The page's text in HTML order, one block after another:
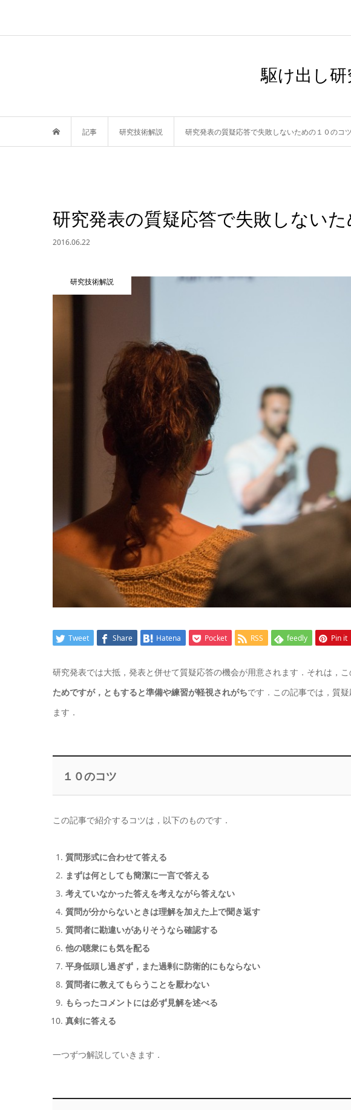
駆け出し
記事 研究技術解説 研究発表の質疑応答で失敗しないための１０のコツ
研究発表の質疑応答で失敗しない
2016.06.22
研究技術解説
Tweet Share Hatena Pocket RSS feedly Pin it
研究発表では大抵，発表と併せて質疑応答の機会が用意されます．それは，
ためですが，ともすると準備や練習が軽視されがちです．この記事では，質
ます．
１０のコツ
この記事で紹介するコツは，以下のものです．
質問形式に合わせて答える
まずは何としても簡潔に一言で答える
考えていなかった答えを考えながら答えない
質問が分からないときは理解を加えた上で聞き返す
質問者に勘違いがありそうなら確認する
他の聴衆にも気を配る
平身低頭し過ぎず，また過剰に防衛的にもならない
質問者に教えてもらうことを厭わない
もらったコメントには必ず見解を述べる
真剣に答える
一つずつ解説していきます．